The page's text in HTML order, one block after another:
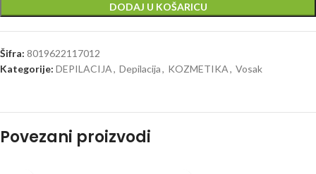
DODAJ U KOŠARICU
Šifra: 8019622117012
Kategorije: DEPILACIJA, Depilacija, KOZMETIKA, Vosak
Povezani proizvodi